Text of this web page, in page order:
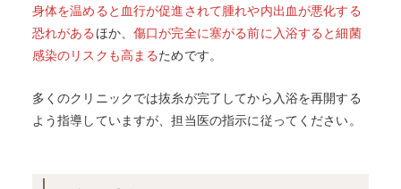
身体を温めると血行が促進されて腫れや内出血が悪化する
恐れがあるほか、傷口が完全に塞がる前に入浴すると細菌
感染のリスクも高まるためです。
多くのクリニックでは抜糸が完了してから入浴を再開する
よう指導していますが、担当医の指示に従ってください。